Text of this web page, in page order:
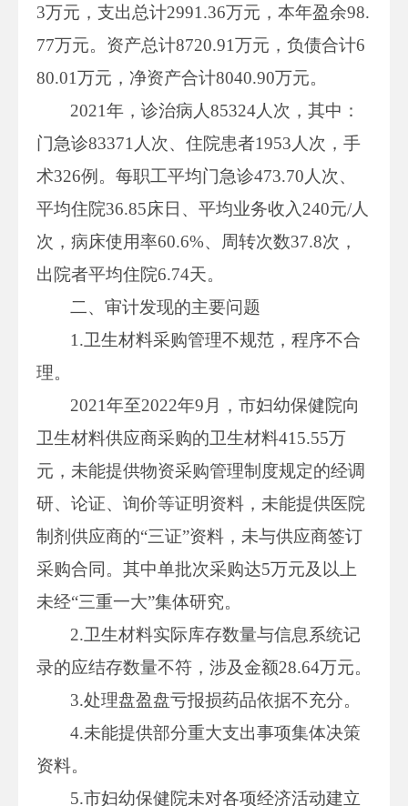
3万元，支出总计2991.36万元，本年盈余98.
77万元。资产总计8720.91万元，负债合计6
80.01万元，净资产合计8040.90万元。
2021年，诊治病人85324人次，其中：
门急诊83371人次、住院患者1953人次，手
术326例。每职工平均门急诊473.70人次、
平均住院36.85床日、平均业务收入240元/人
次，病床使用率60.6%、周转次数37.8次，
出院者平均住院6.74天。
二、审计发现的主要问题
1.卫生材料采购管理不规范，程序不合
理。
2021年至2022年9月，市妇幼保健院向
卫生材料供应商采购的卫生材料415.55万
元，未能提供物资采购管理制度规定的经调
研、论证、询价等证明资料，未能提供医院
制剂供应商的“三证”资料，未与供应商签订
采购合同。其中单批次采购达5万元及以上
未经“三重一大”集体研究。
2.卫生材料实际库存数量与信息系统记
录的应结存数量不符，涉及金额28.64万元。
3.处理盘盈盘亏报损药品依据不充分。
4.未能提供部分重大支出事项集体决策
资料。
5.市妇幼保健院未对各项经济活动建立